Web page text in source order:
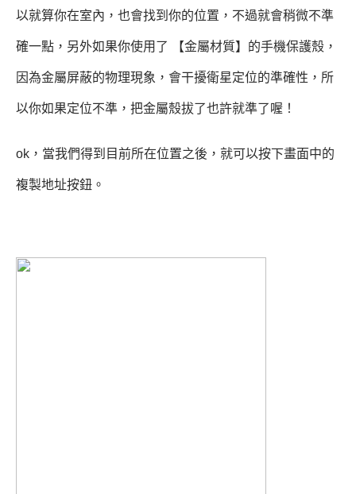
以就算你在室內，也會找到你的位置，不過就會稍微不準
確一點，另外如果你使用了 【金屬材質】的手機保護殼，
因為金屬屏蔽的物理現象，會干擾衛星定位的準確性，所
以你如果定位不準，把金屬殼拔了也許就準了喔！
ok，當我們得到目前所在位置之後，就可以按下畫面中的
複製地址按鈕。